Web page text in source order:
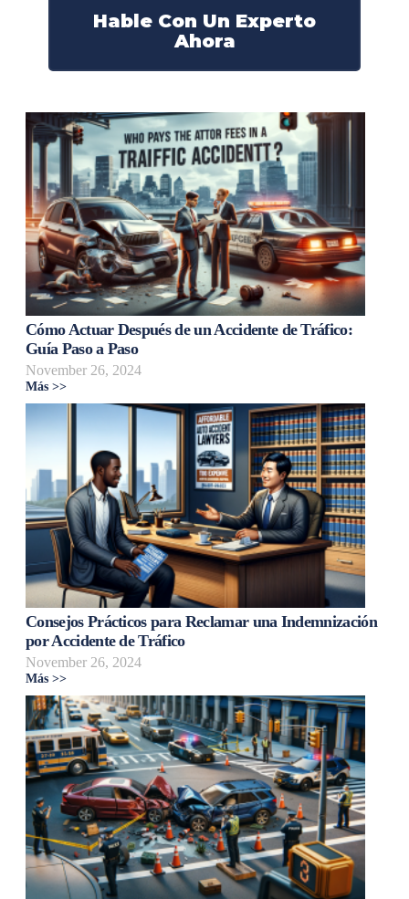
Hable Con Un Experto
Ahora
Cómo Actuar Después de un Accidente de Tráfico:
Guía Paso a Paso
November 26, 2024
Más >>
Consejos Prácticos para Reclamar una Indemnización
por Accidente de Tráfico
November 26, 2024
Más >>